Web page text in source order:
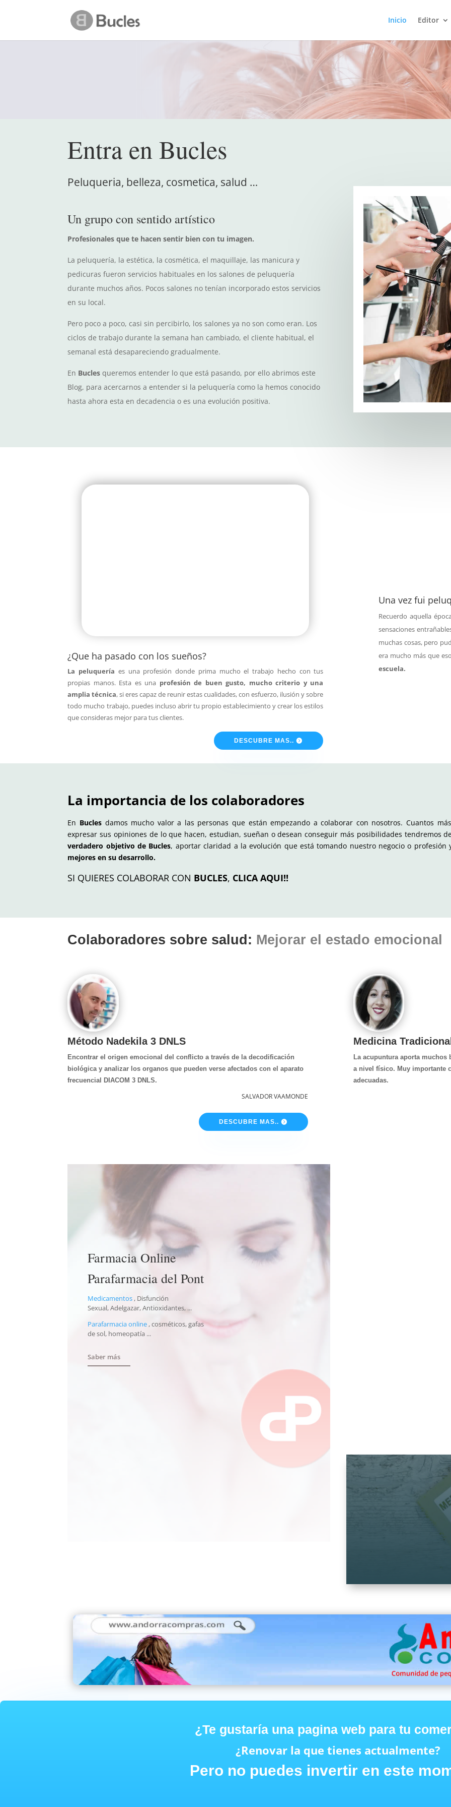
Inicio Editor
Entra en Bucles
Peluqueria, belleza, cosmetica, salud …
Un grupo con sentido artístico
Profesionales que te hacen sentir bien con tu imagen.
La peluquería, la estética, la cosmética, el maquillaje, las manicura y
pedicuras fueron servicios habituales en los salones de peluquería
durante muchos años. Pocos salones no tenían incorporado estos servicios
en su local.
Pero poco a poco, casi sin percibirlo, los salones ya no son como eran. Los
ciclos de trabajo durante la semana han cambiado, el cliente habitual, el
semanal está desapareciendo gradualmente.
En Bucles queremos entender lo que está pasando, por ello abrimos este
Blog, para acercarnos a entender si la peluquería como la hemos conocido
hasta ahora esta en decadencia o es una evolución positiva.
¿Que ha pasado con los sueños?
La peluquería es una profesión donde prima mucho el trabajo hecho con tus
propias manos. Esta es una profesión de buen gusto, mucho criterio y una
amplia técnica, si eres capaz de reunir estas cualidades, con esfuerzo, ilusión y sobre
todo mucho trabajo, puedes incluso abrir tu propio establecimiento y crear los estilos
que consideras mejor para tus clientes.
DESCUBRE MAS..
Una vez fui
Recuerdo aquella
sensaciones
muchas cosas, pero
era mucho más que
escuela.
La importancia de los colaboradores
En Buclesdamos mucho valor a las personas que están empezando a colaborar con nosotros. Cuantos
expresar sus opiniones de lo que hacen, estudian, sueñan o desean conseguir más posibilidades tendremos
verdadero objetivo de Bucles, aportar claridad a la evolución que está tomando nuestro negocio o profesión
mejores en su desarrollo.
SI QUIERES COLABORAR CON BUCLES, CLICA AQUI!!
Colaboradores sobre salud: Mejorar el estado emocional
Método Nadekila 3 DNLS
Encontrar el origen emocional del conflicto a través de la decodificación
biológica y analizar los organos que pueden verse afectados con el aparato
frecuencial DIACOM 3 DNLS.
SALVADOR VAAMONDE
DESCUBRE MAS..
Medicina
La acupuntura aporta
a nivel físico. Muy importante
adecuadas.
Farmacia Online
Parafarmacia del Pont
Medicamentos , Disfunción
Sexual, Adelgazar, Antioxidantes, ...
Parafarmacia online , cosméticos, gafas
de sol, homeopatía ...
Saber más
nutricion
¿Te gustaría una pagina web para tu
¿Renovar la que tienes actualmente?
Pero no puedes invertir en este